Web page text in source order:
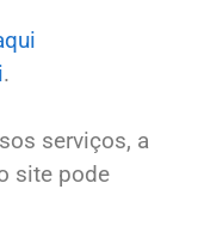
.
serviços, a
site pode